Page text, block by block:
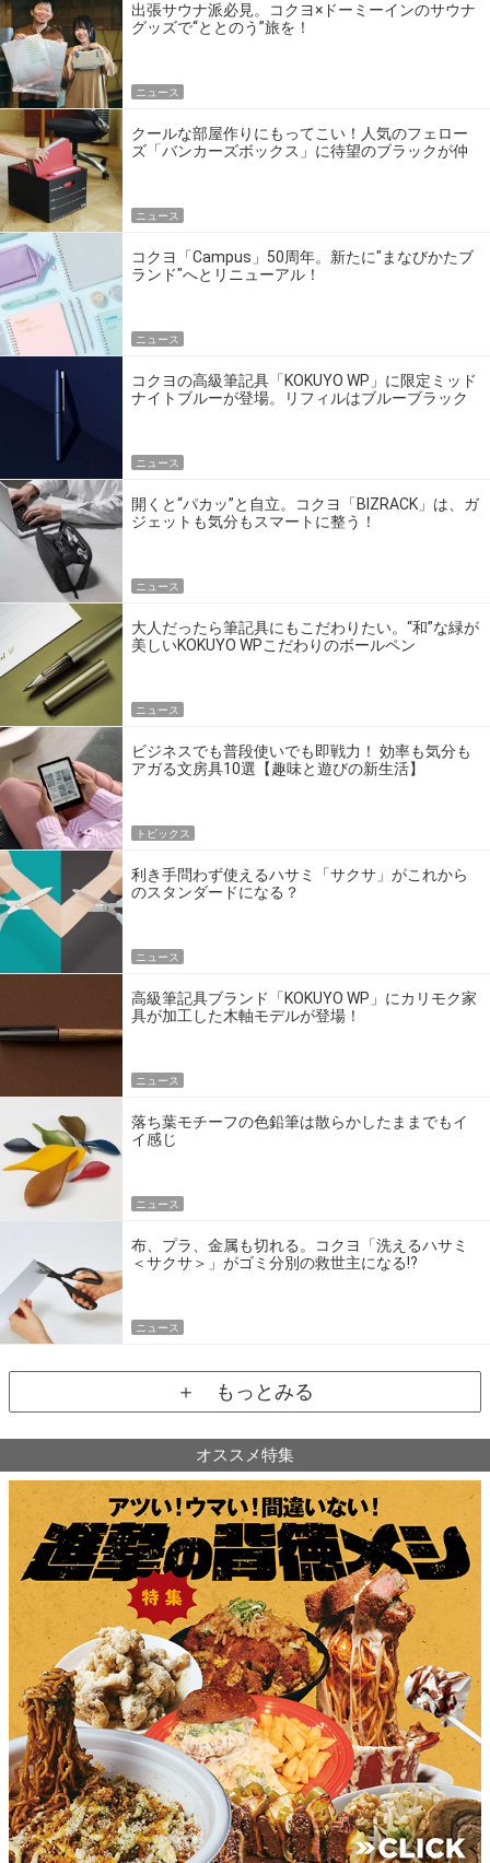
出張サウナ派必見。コクヨ×ドーミーインのサウナ
グッズで“ととのう”旅を！
ニュース
クールな部屋作りにもってこい！人気のフェロー
ズ「バンカーズボックス」に待望のブラックが仲
ニュース
コクヨ「Campus」50周年。新たに"まなびかたブ
ランド"へとリニューアル！
ニュース
コクヨの高級筆記具「KOKUYO WP」に限定ミッド
ナイトブルーが登場。リフィルはブルーブラック
ニュース
開くと“パカッ”と自立。コクヨ「BIZRACK」は、ガ
ジェットも気分もスマートに整う！
ニュース
大人だったら筆記具にもこだわりたい。“和”な緑が
美しいKOKUYO WPこだわりのボールペン
ニュース
ビジネスでも普段使いでも即戦力！ 効率も気分も
アガる文房具10選【趣味と遊びの新生活】
トピックス
利き手問わず使えるハサミ「サクサ」がこれから
のスタンダードになる？
ニュース
高級筆記具ブランド「KOKUYO WP」にカリモク家
具が加工した木軸モデルが登場！
ニュース
落ち葉モチーフの色鉛筆は散らかしたままでもイ
イ感じ
ニュース
布、プラ、金属も切れる。コクヨ「洗えるハサミ
＜サクサ＞」がゴミ分別の救世主になる!?
ニュース
＋ もっとみる
オススメ特集